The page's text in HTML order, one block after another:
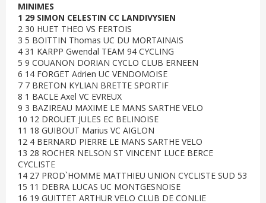
MINIMES
1 29 SIMON CELESTIN CC LANDIVYSIEN
2 30 HUET THEO VS FERTOIS
3 5 BOITTIN Thomas UC DU MORTAINAIS
4 31 KARPP Gwendal TEAM 94 CYCLING
5 9 COUANON DORIAN CYCLO CLUB ERNEEN
6 14 FORGET Adrien UC VENDOMOISE
7 7 BRETON KYLIAN BRETTE SPORTIF
8 1 BACLE Axel VC EVREUX
9 3 BAZIREAU MAXIME LE MANS SARTHE VELO
10 12 DROUET JULES EC BELINOISE
11 18 GUIBOUT Marius VC AIGLON
12 4 BERNARD PIERRE LE MANS SARTHE VELO
13 28 ROCHER NELSON ST VINCENT LUCE BERCE
CYCLISTE
14 27 PROD`HOMME MATTHIEU UNION CYCLISTE SUD 53
15 11 DEBRA LUCAS UC MONTGESNOISE
16 19 GUITTET ARTHUR VELO CLUB DE CONLIE